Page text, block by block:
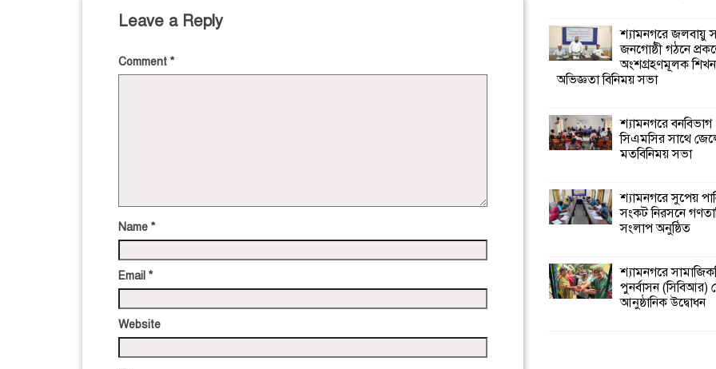
Leave a Reply
Comment *
Name *
Email *
Website
শ্যামনগরে জলবায়ু
জনগোষ্ঠী গঠনে
অংশগ্রহণমূলক
অভিজ্ঞতা বিনিময় সভা
শ্যামনগরে
সিএমসির সাথে
মতবিনিময় সভা
শ্যামনগরে সুপেয়
সংকট নিরসনে
সংলাপ অনুষ্ঠিত
শ্যামনগরে
পুনর্বাসন (সিবিআর)
আনুষ্ঠানিক উদ্বোধন